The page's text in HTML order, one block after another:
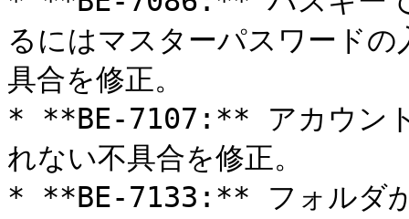
るにはマスターパスワード
具合を修正。
* **BE-7107:** アカウント
れない不具合を修正。
* **BE-7133:** フォルダか